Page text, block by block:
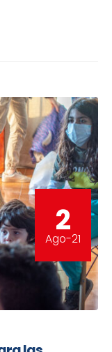
2
Ago-21